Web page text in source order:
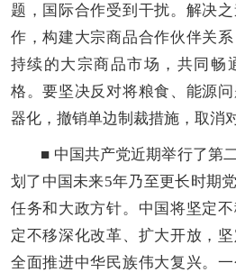
题，国际合作受到干扰。解决
作，构建大宗商品合作伙伴关
持续的大宗商品市场，共同畅
格。要坚决反对将粮食、能源
器化，撤销单边制裁措施，取消
■ 中国共产党近期举行了第
划了中国未来5年乃至更长时期
任务和大政方针。中国将坚定
定不移深化改革、扩大开放，
全面推进中华民族伟大复兴。